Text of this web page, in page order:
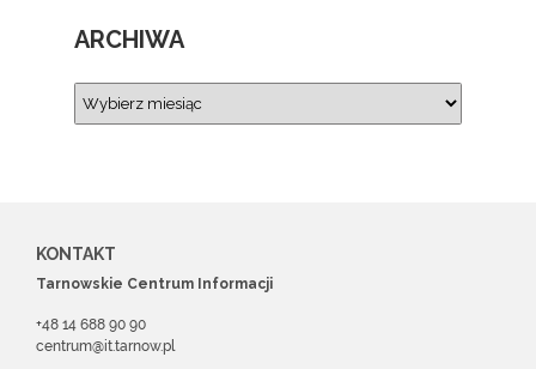
ARCHIWA
KONTAKT
Tarnowskie Centrum Informacji
+48 14 688 90 90
centrum@it.tarnow.pl